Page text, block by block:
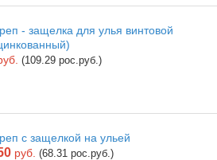
- защелка для улья винтовой
(109.29 рос.руб.)
с защелкой на ульей
руб. (68.31 рос.руб.)